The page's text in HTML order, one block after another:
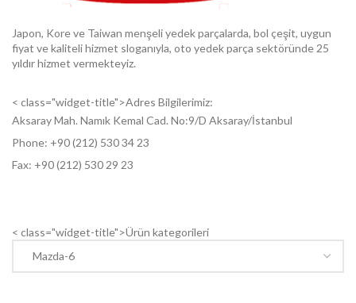
Japon, Kore ve Taiwan menşeli yedek parçalarda, bol çeşit, uygun
fiyat ve kaliteli hizmet sloganıyla, oto yedek parça sektöründe 25
yıldır hizmet vermekteyiz.
< class="widget-title">Adres Bilgilerimiz:
Aksaray Mah. Namık Kemal Cad. No:9/D Aksaray/İstanbul
Phone: +90 (212) 530 34 23
Fax: +90 (212) 530 29 23
< class="widget-title">Ürün kategorileri